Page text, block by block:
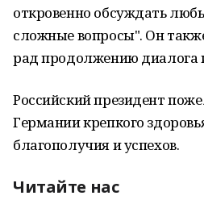
откровенно обсуждать
сложные вопросы". Он
рад продолжению диалога
Российский президент
Германии крепкого
благополучия и успехов.
Читайте нас